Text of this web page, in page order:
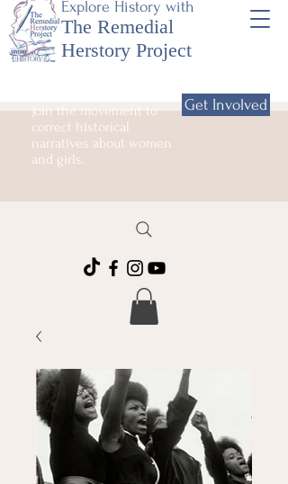
Explore History with
The Remedial
Herstory Project
Join the movement to
correct historical
narratives about women
and girls.
Get Involved